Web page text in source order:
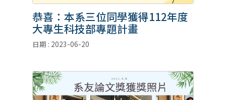
恭喜：本系三位同學獲得112年度
大專生科技部專題計畫
日期 : 2023-06-20